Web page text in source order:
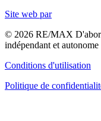
Site web par
© 2026 RE/MAX
indépendant et
Conditions d'utilisation
Politique de